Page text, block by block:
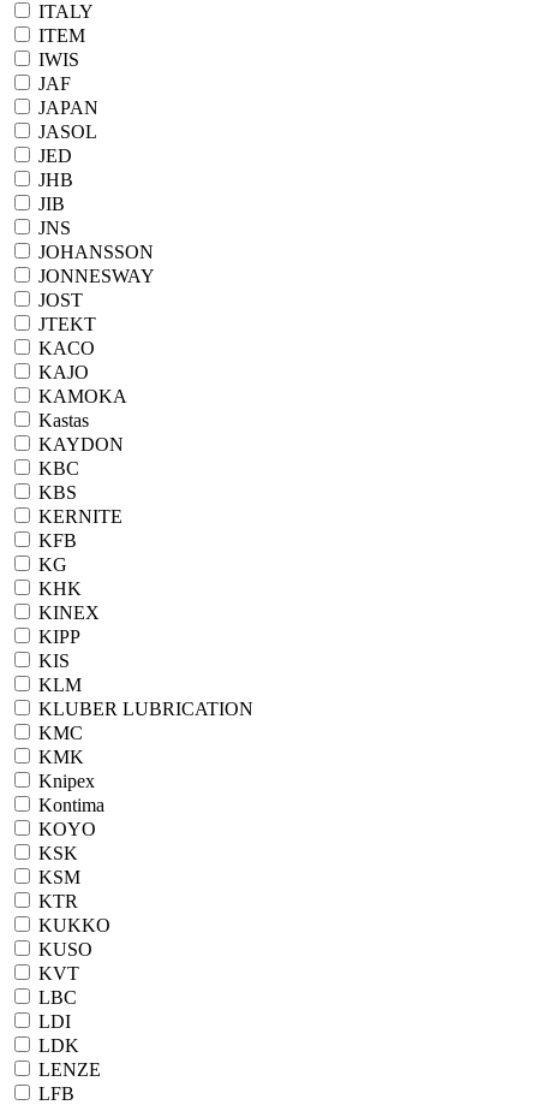
ITALY
ITEM
IWIS
JAF
JAPAN
JASOL
JED
JHB
JIB
JNS
JOHANSSON
JONNESWAY
JOST
JTEKT
KACO
KAJO
KAMOKA
Kastas
KAYDON
KBC
KBS
KERNITE
KFB
KG
KHK
KINEX
KIPP
KIS
KLM
KLUBER LUBRICATION
KMC
KMK
Knipex
Kontima
KOYO
KSK
KSM
KTR
KUKKO
KUSO
KVT
LBC
LDI
LDK
LENZE
LFB